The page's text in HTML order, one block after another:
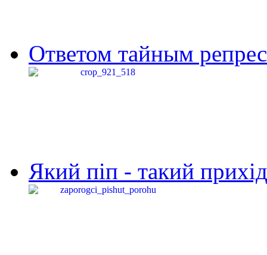
Ответом тайным
Який піп - такий